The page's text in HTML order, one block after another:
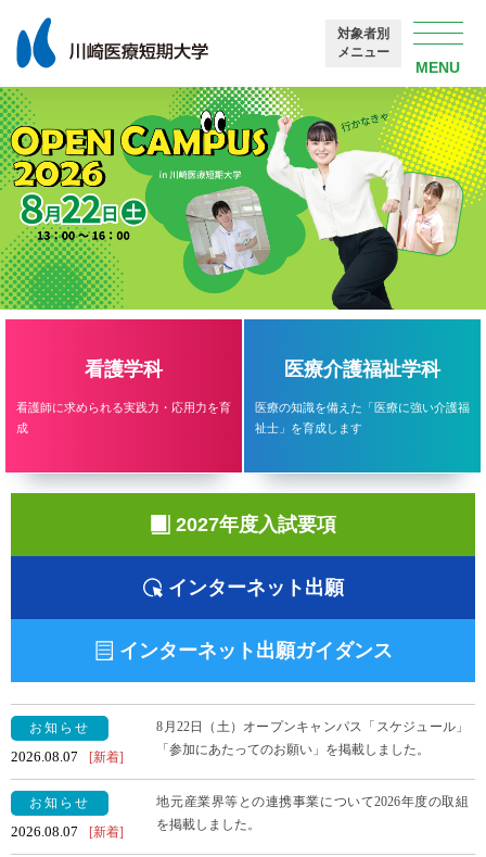
対象者別
メニュー
看護学科
看護師に求められる実践力・応用力を育
成
医療介護福祉学科
医療の知識を備えた「医療に強い介護福
祉士」を育成します
2027年度入試要項
インターネット出願
インターネット出願ガイダンス
2026.08.07
8月22日（土）オープンキャンパス「スケジュール」
「参加にあたってのお願い」を掲載しました。
2026.08.07
地元産業界等との連携事業について2026年度の取組
を掲載しました。